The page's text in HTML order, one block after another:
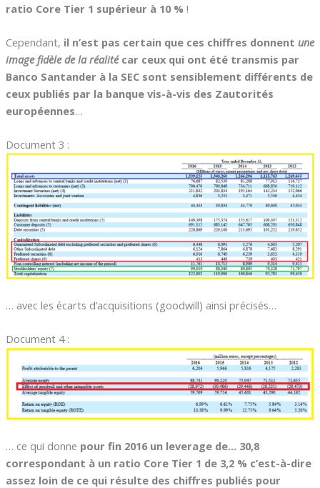
ratio Core Tier 1 supérieur à 10 % !
Cependant, il n’est pas certain que ces chiffres donnent une
image fidèle de la réalité car ceux qui ont été transmis par
Banco Santander à la SEC sont sensiblement différents de
ceux publiés par la banque vis-à-vis des Zautorités
européennes…
Document 3 :
… avec les écarts d’acquisitions (goodwill) ainsi précisés…
Document 4 :
… ce qui donne pour fin 2016 un leverage de… 30,8
correspondant à un ratio Core Tier 1 de 3,2 % c’est-à-dire
assez loin de ce qui résulte des chiffres publiés pour